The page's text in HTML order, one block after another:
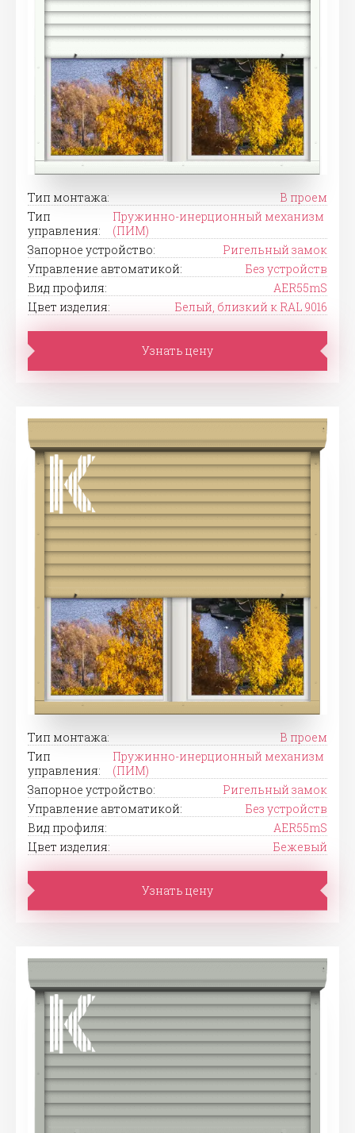
Тип монтажа:
В проем
Тип
управления:
Пружинно-инерционный механизм
(ПИМ)
Запорное устройство:
Ригельный замок
Управление автоматикой:
Без устройств
Вид профиля:
AER55mS
Цвет изделия:
Белый, близкий к RAL 9016
Узнать цену
Тип монтажа:
В проем
Тип
управления:
Пружинно-инерционный механизм
(ПИМ)
Запорное устройство:
Ригельный замок
Управление автоматикой:
Без устройств
Вид профиля:
AER55mS
Цвет изделия:
Бежевый
Узнать цену